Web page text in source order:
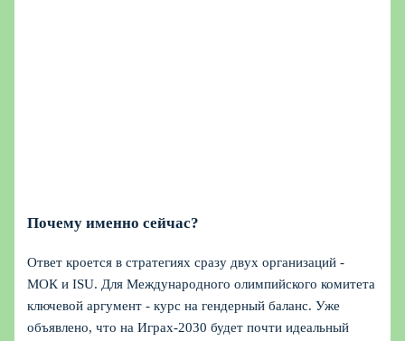
Почему именно сейчас?
Ответ кроется в стратегиях сразу двух организаций -
МОК и ISU. Для Международного олимпийского комитета
ключевой аргумент - курс на гендерный баланс. Уже
объявлено, что на Играх-2030 будет почти идеальный